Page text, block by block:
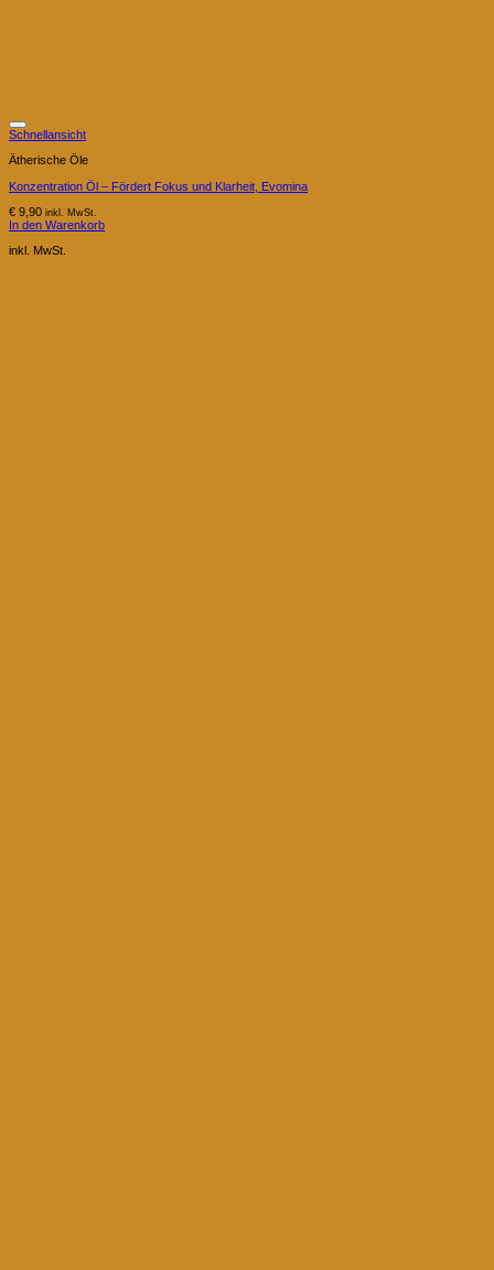
Schnellansicht
Ätherische Öle
Konzentration Öl – Fördert Fokus und Klarheit, Evomina
€ 9,90 inkl. MwSt.
In den Warenkorb
inkl. MwSt.